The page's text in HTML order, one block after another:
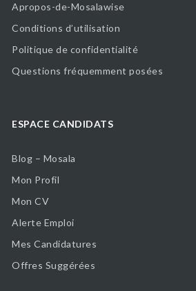
Apropos-de-Mosalawise
Conditions d’utilisation
Politique de confidentialité
Questions fréquemment posées
ESPACE CANDIDATS
Blog – Mosala
Mon Profil
Mon CV
Alerte Emploi
Mes Candidatures
Offres Suggérées